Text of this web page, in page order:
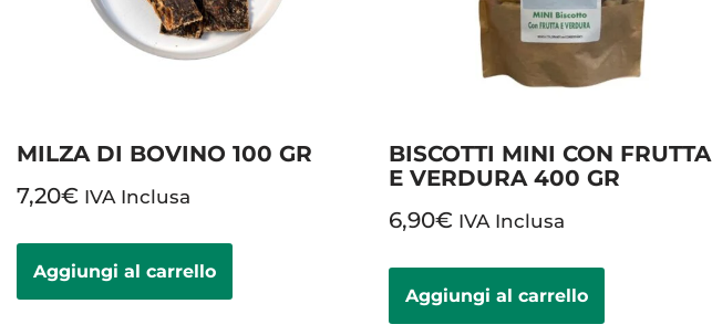
MILZA DI BOVINO 100 GR
7,20€ IVA Inclusa
Aggiungi al carrello
BISCOTTI MINI CON FRUTTA
E VERDURA 400 GR
6,90€ IVA Inclusa
Aggiungi al carrello